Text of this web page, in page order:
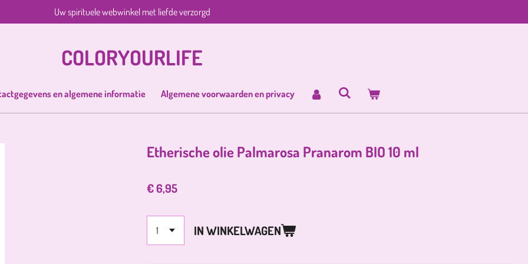
Uw spirituele webwinkel met liefde verzorgd
COLORYOURLIFE
en algemene informatie Algemene voorwaarden en privacy
Etherische olie Palmarosa Pranarom BIO 10 ml
€ 6,95
IN WINKELWAGEN